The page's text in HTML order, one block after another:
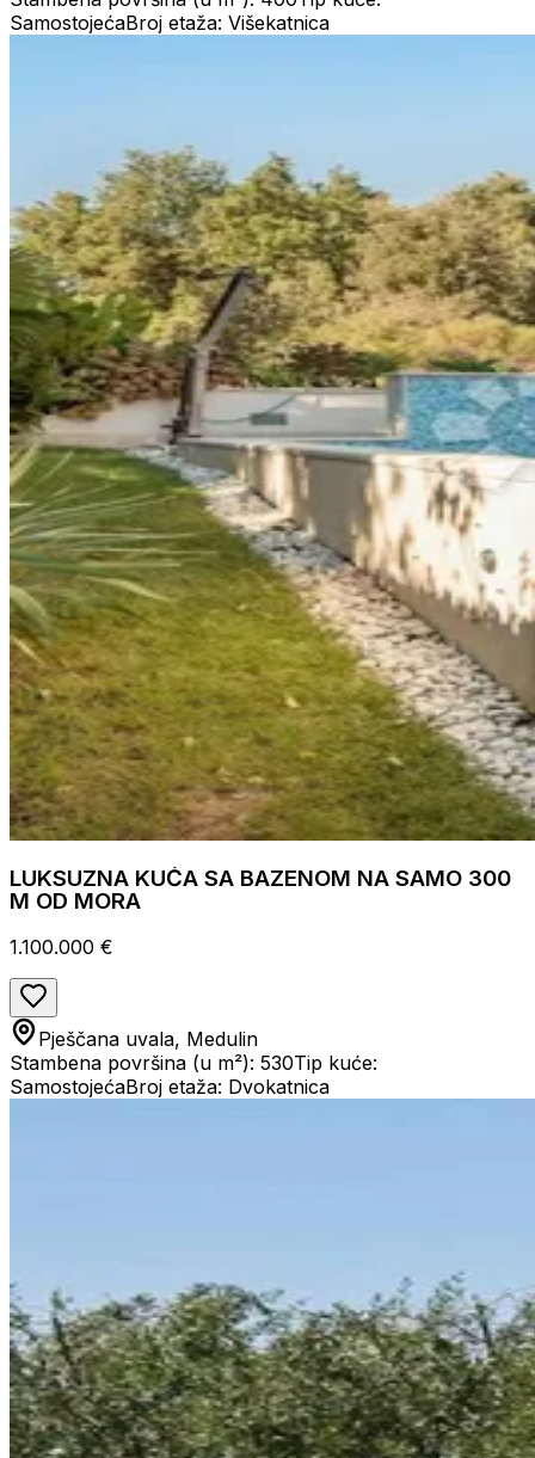
SamostojećaBroj etaža: Višekatnica
LUKSUZNA KUĆA SA BAZENOM NA SAMO 300
M OD MORA
1.100.000 €
Pješčana uvala, Medulin
Stambena površina (u m²): 530Tip kuće:
SamostojećaBroj etaža: Dvokatnica